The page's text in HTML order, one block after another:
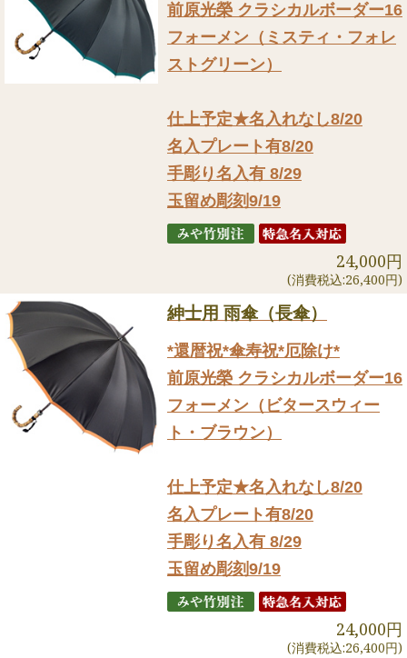
前原光榮 クラシカルボーダー16
フォーメン（ミスティ・フォレ
ストグリーン）
仕上予定★名入れなし8/20
名入プレート有8/20
手彫り名入有 8/29
玉留め彫刻9/19
24,000円
(消費税込:26,400円)
紳士用 雨傘（長傘）
*還暦祝*傘寿祝*厄除け*
前原光榮 クラシカルボーダー16
フォーメン（ビタースウィー
ト・ブラウン）
仕上予定★名入れなし8/20
名入プレート有8/20
手彫り名入有 8/29
玉留め彫刻9/19
24,000円
(消費税込:26,400円)